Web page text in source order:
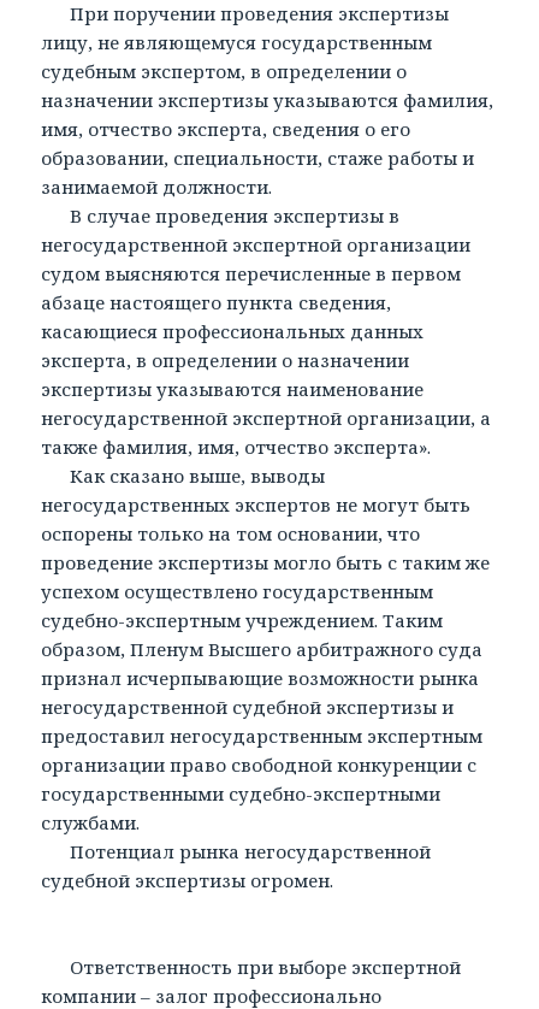
При поручении проведения экспертизы
лицу, не являющемуся государственным
судебным экспертом, в определении о
назначении экспертизы указываются фамилия,
имя, отчество эксперта, сведения о его
образовании, специальности, стаже работы и
занимаемой должности.
В случае проведения экспертизы в
негосударственной экспертной организации
судом выясняются перечисленные в первом
абзаце настоящего пункта сведения,
касающиеся профессиональных данных
эксперта, в определении о назначении
экспертизы указываются наименование
негосударственной экспертной организации, а
также фамилия, имя, отчество эксперта».
Как сказано выше, выводы
негосударственных экспертов не могут быть
оспорены только на том основании, что
проведение экспертизы могло быть с таким же
успехом осуществлено государственным
судебно-экспертным учреждением. Таким
образом, Пленум Высшего арбитражного суда
признал исчерпывающие возможности рынка
негосударственной судебной экспертизы и
предоставил негосударственным экспертным
организации право свободной конкуренции с
государственными судебно-экспертными
службами.
Потенциал рынка негосударственной
судебной экспертизы огромен.
Ответственность при выборе экспертной
компании – залог профессионально